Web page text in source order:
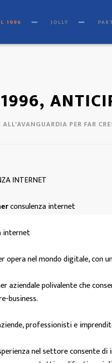
1996 JOLLY
ALL'AVANGUARDIA PER FAR
INTERNET
consulenza internet
internet
opera nel mondo digitale, con
aziendale polivalente che
business.
professionisti e
nel settore consente